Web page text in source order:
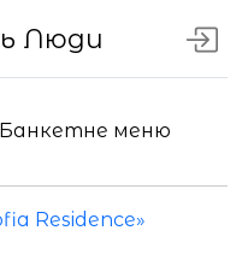
Люди
Банкетне меню
Residence»